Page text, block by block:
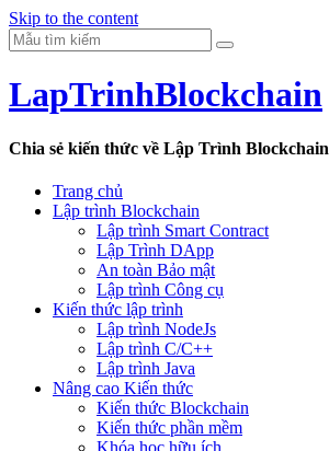
Skip to the content
LapTrinhBlockchain
Chia sẻ kiến thức về Lập Trình Blockchain
Trang chủ
Lập trình Blockchain
Lập trình Smart Contract
Lập Trình DApp
An toàn Bảo mật
Lập trình Công cụ
Kiến thức lập trình
Lập trình NodeJs
Lập trình C/C++
Lập trình Java
Nâng cao Kiến thức
Kiến thức Blockchain
Kiến thức phần mềm